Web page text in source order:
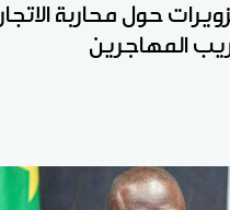
حول محاربة الاتجار
المهاجرين